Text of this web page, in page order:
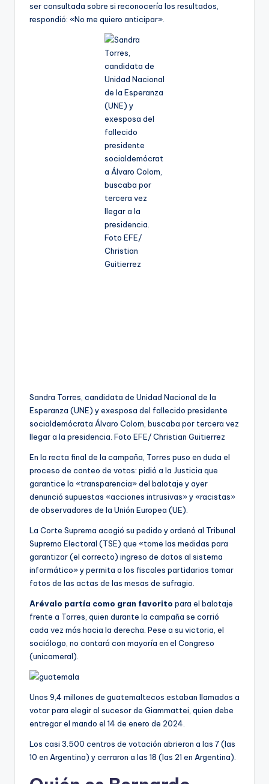
ser consultada sobre si reconocería los resultados,
respondió: «No me quiero anticipar».
Sandra Torres, candidata de Unidad Nacional de la
Esperanza (UNE) y exesposa del fallecido presidente
socialdemócrata Álvaro Colom, buscaba por tercera vez
llegar a la presidencia. Foto EFE/ Christian Guitierrez
En la recta final de la campaña, Torres puso en duda el
proceso de conteo de votos: pidió a la Justicia que
garantice la «transparencia» del balotaje y ayer
denunció supuestas «acciones intrusivas» y «racistas»
de observadores de la Unión Europea (UE).
La Corte Suprema acogió su pedido y ordenó al Tribunal
Supremo Electoral (TSE) que «tome las medidas para
garantizar (el correcto) ingreso de datos al sistema
informático» y permita a los fiscales partidarios tomar
fotos de las actas de las mesas de sufragio.
Arévalo partía como gran favorito para el balotaje
frente a Torres, quien durante la campaña se corrió
cada vez más hacia la derecha. Pese a su victoria, el
sociólogo, no contará con mayoría en el Congreso
(unicameral).
Unos 9,4 millones de guatemaltecos estaban llamados a
votar para elegir al sucesor de Giammattei, quien debe
entregar el mando el 14 de enero de 2024.
Los casi 3.500 centros de votación abrieron a las 7 (las
10 en Argentina) y cerraron a las 18 (las 21 en Argentina).